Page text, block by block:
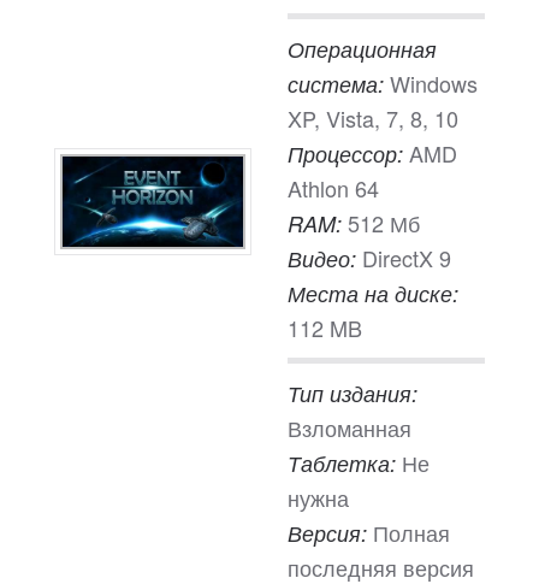
Операционная
система: Windows
XP, Vista, 7, 8, 10
Процессор: AMD
Athlon 64
RAM: 512 Мб
Видео: DirectX 9
Места на диске:
112 MB
Тип издания:
Взломанная
Таблетка: Не
нужна
Версия: Полная
последняя версия